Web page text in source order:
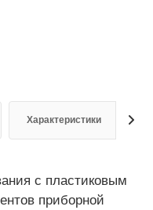
Характеристики
с пластиковым
приборной